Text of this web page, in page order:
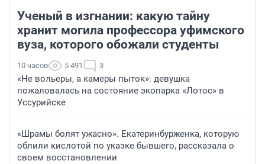
Ученый в изгнании: какую тайну
хранит могила профессора уфимского
вуза, которого обожали студенты
10 часов 5 491 3
«Не вольеры, а камеры пыток»: девушка
пожаловалась на состояние экопарка «Лотос» в
Уссурийске
«Шрамы болят ужасно». Екатеринбурженка, которую
облили кислотой по указке бывшего, рассказала о
своем восстановлении